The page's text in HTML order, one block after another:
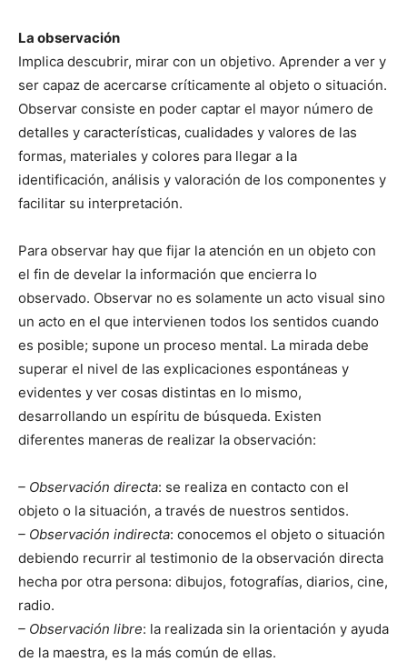
La observación
Implica descubrir, mirar con un objetivo. Aprender a ver y
ser capaz de acercarse críticamente al objeto o situación.
Observar consiste en poder captar el mayor número de
detalles y características, cualidades y valores de las
formas, materiales y colores para llegar a la
identificación, análisis y valoración de los componentes y
facilitar su interpretación.
Para observar hay que fijar la atención en un objeto con
el fin de develar la información que encierra lo
observado. Observar no es solamente un acto visual sino
un acto en el que intervienen todos los sentidos cuando
es posible; supone un proceso mental. La mirada debe
superar el nivel de las explicaciones espontáneas y
evidentes y ver cosas distintas en lo mismo,
desarrollando un espíritu de búsqueda. Existen
diferentes maneras de realizar la observación:
– Observación directa: se realiza en contacto con el
objeto o la situación, a través de nuestros sentidos.
– Observación indirecta: conocemos el objeto o situación
debiendo recurrir al testimonio de la observación directa
hecha por otra persona: dibujos, fotografías, diarios, cine,
radio.
– Observación libre: la realizada sin la orientación y ayuda
de la maestra, es la más común de ellas.